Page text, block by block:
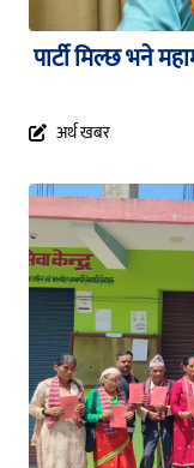
पार्टी मिल्छ भने
अर्थ खबर